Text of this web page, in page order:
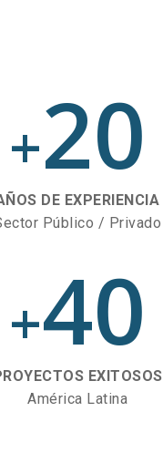
+20
DE EXPERIENCIA
Público / Privado
+40
EXITOSOS
América Latina